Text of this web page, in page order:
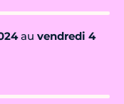
au vendredi 4